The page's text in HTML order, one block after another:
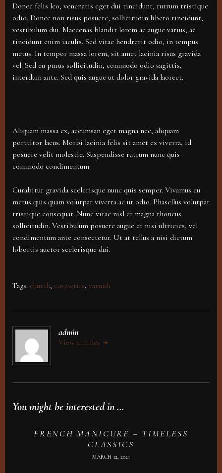
Donec felis leo, venenatis eget dui tincidunt, rutrum tristique
odio. Donec non risus posuere, sollicitudin libero tincidunt,
vestibulum dui. Maecenas blandit lorem ac augue varius, ac
tincidunt enim iaculis. Sed vitae hendrerit odio, in tempus
metus. In tempor massa lorem, sit amet lacinia risus gravida
vel. Sed eu purus sollicitudin, commodo odio sagittis,
interdum ante. Sed quis augue ut dolor gravida laoreet.
Aliquam massa ex, accumsan eget magna nec, aliquam
porttitor lacus. Morbi lacinia felis sit amet ex viverra, id
posuere velit molestie. Suspendisse rutrum nunc quis
commodo condimentum.
Curabitur gravida scelerisque nunc quis semper. Vivamus eu
metus quis quam volutpat viverra ac ut odio. Phasellus volutpat
tristique consequat. Nunc vitae nisl et magna rhoncus
sollicitudin. Vestibulum posuere augue et nisi ultricies, vel
condimentum ante consectetur. Ut at tellus a nisi dictum
lobortis auctor scelerisque dui.
Tags: church, cosmetics, varnish
admin
View articles
You might be interested in …
FRENCH MANICURE – TIMELESS
CLASSICS
MARCH 12, 2021